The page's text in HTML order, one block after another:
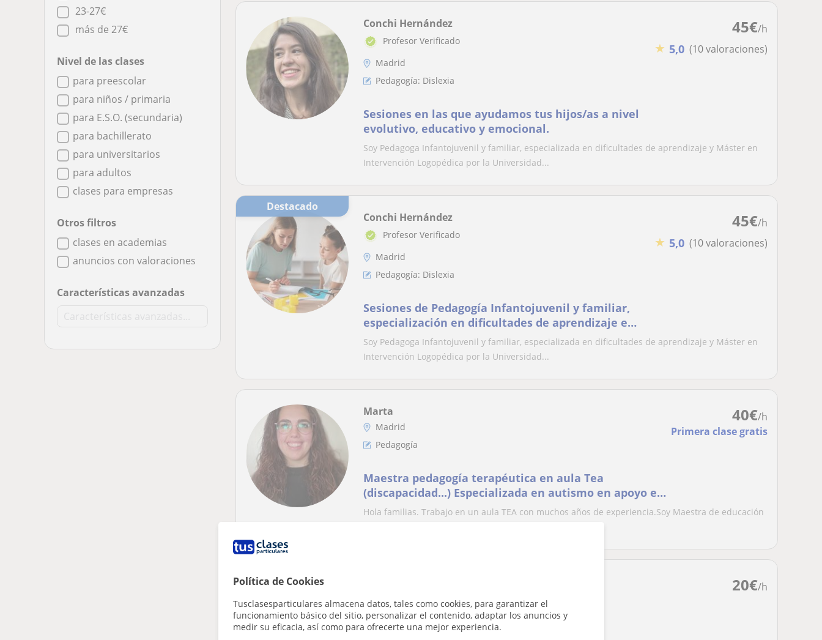
Política de Cookies
Tusclasesparticulares almacena datos, tales como cookies, para garantizar el
funcionamiento básico del sitio, personalizar el contenido, adaptar los anuncios y
medir su eficacia, así como para ofrecerte una mejor experiencia.
23-27€
más de 27€
Nivel de las clases
para preescolar
para niños / primaria
para E.S.O. (secundaria)
para bachillerato
para universitarios
para adultos
clases para empresas
Otros filtros
clases en academias
anuncios con valoraciones
Características avanzadas
45€/h
★ 5,0 (10 valoraciones)
Conchi Hernández
Profesor Verificado
Madrid
Pedagogía: Dislexia
Sesiones en las que ayudamos tus hijos/as a nivel
evolutivo, educativo y emocional.
Soy Pedagoga Infantojuvenil y familiar, especializada en dificultades de aprendizaje y Máster en
Intervención Logopédica por la Universidad...
Destacado
45€/h
★ 5,0 (10 valoraciones)
Conchi Hernández
Profesor Verificado
Madrid
Pedagogía: Dislexia
Sesiones de Pedagogía Infantojuvenil y familiar,
especialización en dificultades de aprendizaje e
intervención logopédica
Soy Pedagoga Infantojuvenil y familiar, especializada en dificultades de aprendizaje y Máster en
Intervención Logopédica por la Universidad...
40€/h
Primera clase gratis
Marta
Madrid
Pedagogía
Maestra pedagogía terapéutica en aula Tea
(discapacidad...) Especializada en autismo en apoyo en
domicilios con referencias
Hola familias. Trabajo en un aula TEA con muchos años de experiencia.Soy Maestra de educación
20€/h
Pedagogía